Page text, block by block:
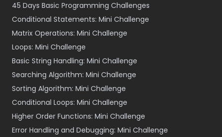
45 Days Basic Programming Challenges
Conditional Statements: Mini Challenge
Matrix Operations: Mini Challenge
Loops: Mini Challenge
Basic String Handling: Mini Challenge
Searching Algorithm: Mini Challenge
Sorting Algorithm: Mini Challenge
Conditional Loops: Mini Challenge
Higher Order Functions: Mini Challenge
Error Handling and Debugging: Mini Challenge